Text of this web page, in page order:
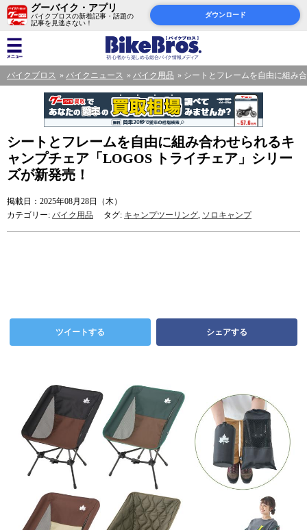
グーバイク・アプリ
バイクブロスの新着記事・話題の
記事を見逃さない！
ダウンロード
バイクブロス バイクニュース バイク用品 シートとフレームを自由に組み
シートとフレームを自由に組み合わせられるキ
ャンプチェア「LOGOS トライチェア」シリー
ズが新発売！
掲載日：2025年08月28日（木）
カテゴリー: バイク用品 タグ: キャンプツーリング, ソロキャンプ
ツイートする シェアする